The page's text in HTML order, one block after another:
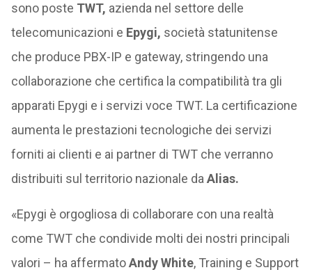
sono poste TWT, azienda nel settore delle
telecomunicazioni e Epygi, società statunitense
che produce PBX-IP e gateway, stringendo una
collaborazione che certifica la compatibilità tra gli
apparati Epygi e i servizi voce TWT. La certificazione
aumenta le prestazioni tecnologiche dei servizi
forniti ai clienti e ai partner di TWT che verranno
distribuiti sul territorio nazionale da Alias.
«Epygi è orgogliosa di collaborare con una realtà
come TWT che condivide molti dei nostri principali
valori – ha affermatoAndy White, Training e Support